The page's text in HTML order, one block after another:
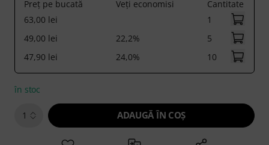
Preț pe bucată
Veți economisi
Cantitate
63,00 lei
1
49,00 lei
22,2%
5
47,90 lei
24,0% 10
în stoc
1 ADAUGĂ ÎN COŞ